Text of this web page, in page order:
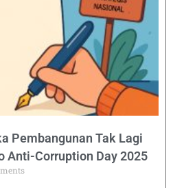
Pembangunan Tak Lagi
Anti-Corruption Day 2025